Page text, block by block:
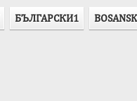
БЪЛГАРСКИ1